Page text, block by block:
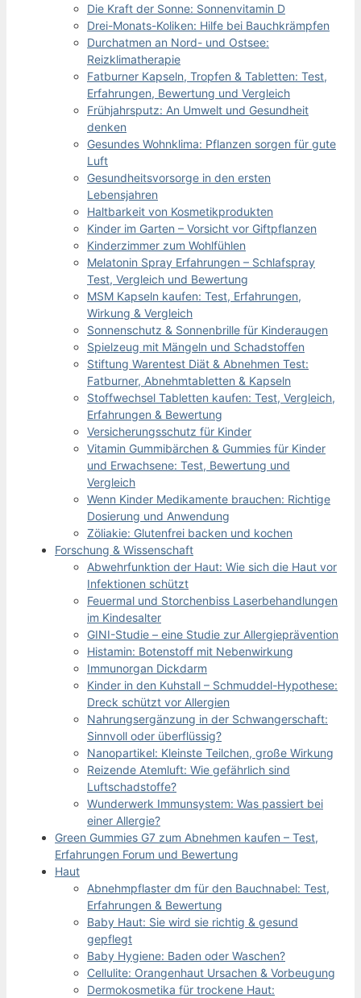
Die Kraft der Sonne: Sonnenvitamin D
Drei-Monats-Koliken: Hilfe bei Bauchkrämpfen
Durchatmen an Nord- und Ostsee:
Reizklimatherapie
Fatburner Kapseln, Tropfen & Tabletten: Test,
Erfahrungen, Bewertung und Vergleich
Frühjahrsputz: An Umwelt und Gesundheit
denken
Gesundes Wohnklima: Pflanzen sorgen für gute
Luft
Gesundheitsvorsorge in den ersten
Lebensjahren
Haltbarkeit von Kosmetikprodukten
Kinder im Garten – Vorsicht vor Giftpflanzen
Kinderzimmer zum Wohlfühlen
Melatonin Spray Erfahrungen – Schlafspray
Test, Vergleich und Bewertung
MSM Kapseln kaufen: Test, Erfahrungen,
Wirkung & Vergleich
Sonnenschutz & Sonnenbrille für Kinderaugen
Spielzeug mit Mängeln und Schadstoffen
Stiftung Warentest Diät & Abnehmen Test:
Fatburner, Abnehmtabletten & Kapseln
Stoffwechsel Tabletten kaufen: Test, Vergleich,
Erfahrungen & Bewertung
Versicherungsschutz für Kinder
Vitamin Gummibärchen & Gummies für Kinder
und Erwachsene: Test, Bewertung und
Vergleich
Wenn Kinder Medikamente brauchen: Richtige
Dosierung und Anwendung
Zöliakie: Glutenfrei backen und kochen
Forschung & Wissenschaft
Abwehrfunktion der Haut: Wie sich die Haut vor
Infektionen schützt
Feuermal und Storchenbiss Laserbehandlungen
im Kindesalter
GINI-Studie – eine Studie zur Allergieprävention
Histamin: Botenstoff mit Nebenwirkung
Immunorgan Dickdarm
Kinder in den Kuhstall – Schmuddel-Hypothese:
Dreck schützt vor Allergien
Nahrungsergänzung in der Schwangerschaft:
Sinnvoll oder überflüssig?
Nanopartikel: Kleinste Teilchen, große Wirkung
Reizende Atemluft: Wie gefährlich sind
Luftschadstoffe?
Wunderwerk Immunsystem: Was passiert bei
einer Allergie?
Green Gummies G7 zum Abnehmen kaufen – Test,
Erfahrungen Forum und Bewertung
Haut
Abnehmpflaster dm für den Bauchnabel: Test,
Erfahrungen & Bewertung
Baby Haut: Sie wird sie richtig & gesund
gepflegt
Baby Hygiene: Baden oder Waschen?
Cellulite: Orangenhaut Ursachen & Vorbeugung
Dermokosmetika für trockene Haut: